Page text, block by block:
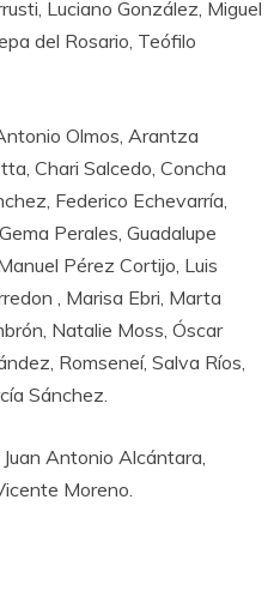
Luciano González, Miguel
del Rosario, Teófilo
Olmos, Arantza
Chari Salcedo, Concha
Federico Echevarría,
Perales, Guadalupe
Pérez Cortijo, Luis
, Marisa Ebri, Marta
Natalie Moss, Óscar
Romseneí, Salva Ríos,
Sánchez.
Antonio Alcántara,
Moreno.